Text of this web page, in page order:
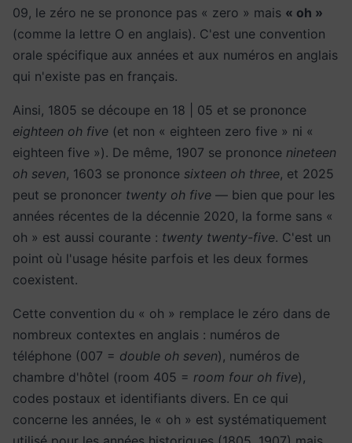
09, le zéro ne se prononce pas « zero » mais « oh »
(comme la lettre O en anglais). C'est une convention
orale spécifique aux années et aux numéros en anglais
qui n'existe pas en français.
Ainsi, 1805 se découpe en 18 | 05 et se prononce
eighteen oh five (et non « eighteen zero five » ni «
eighteen five »). De même, 1907 se prononce nineteen
oh seven, 1603 se prononce sixteen oh three, et 2025
peut se prononcer twenty oh five — bien que pour les
années récentes de la décennie 2020, la forme sans «
oh » est aussi courante : twenty twenty-five. C'est un
point où l'usage hésite parfois et les deux formes
coexistent.
Cette convention du « oh » remplace le zéro dans de
nombreux contextes en anglais : numéros de
téléphone (007 = double oh seven), numéros de
chambre d'hôtel (room 405 = room four oh five),
codes postaux et identifiants divers. En ce qui
concerne les années, le « oh » est systématiquement